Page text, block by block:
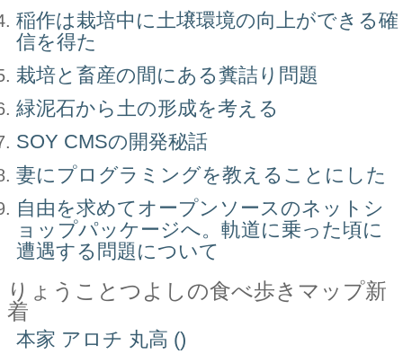
稲作は栽培中に土壌環境の向上ができる確
信を得た
栽培と畜産の間にある糞詰り問題
緑泥石から土の形成を考える
SOY CMSの開発秘話
妻にプログラミングを教えることにした
自由を求めてオープンソースのネットシ
ョップパッケージへ。軌道に乗った頃に
遭遇する問題について
りょうことつよしの食べ歩きマップ新
着
本家 アロチ 丸高 ()